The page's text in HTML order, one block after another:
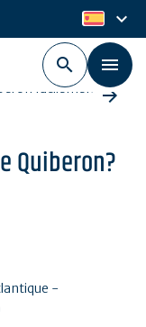
es
keyboard_arrow_down
Quiberon?
-